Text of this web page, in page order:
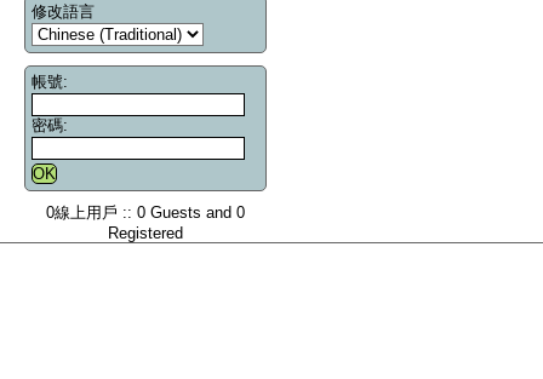
修改語言
帳號:
密碼:
0線上用戶 :: 0 Guests and 0
Registered